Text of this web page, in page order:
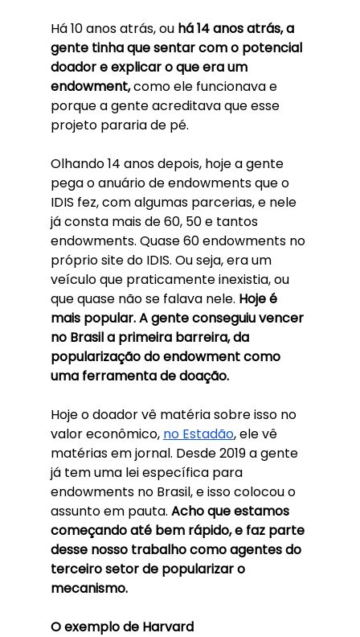
Há 10 anos atrás, ou há 14 anos atrás, a
gente tinha que sentar com o potencial
doador e explicar o que era um
endowment, como ele funcionava e
porque a gente acreditava que esse
projeto pararia de pé.
Olhando 14 anos depois, hoje a gente
pega o anuário de endowments que o
IDIS fez, com algumas parcerias, e nele
já consta mais de 60, 50 e tantos
endowments. Quase 60 endowments no
próprio site do IDIS. Ou seja, era um
veículo que praticamente inexistia, ou
que quase não se falava nele. Hoje é
mais popular. A gente conseguiu vencer
no Brasil a primeira barreira, da
popularização do endowment como
uma ferramenta de doação.
Hoje o doador vê matéria sobre isso no
valor econômico, no Estadão, ele vê
matérias em jornal. Desde 2019 a gente
já tem uma lei específica para
endowments no Brasil, e isso colocou o
assunto em pauta. Acho que estamos
começando até bem rápido, e faz parte
desse nosso trabalho como agentes do
terceiro setor de popularizar o
mecanismo.
O exemplo de Harvard